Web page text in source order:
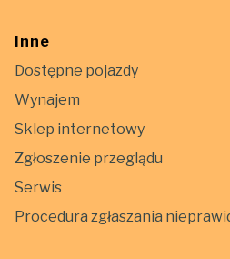
Inne
Dostępne pojazdy
Wynajem
Sklep internetowy
Zgłoszenie przeglądu
Serwis
Procedura zgłaszania